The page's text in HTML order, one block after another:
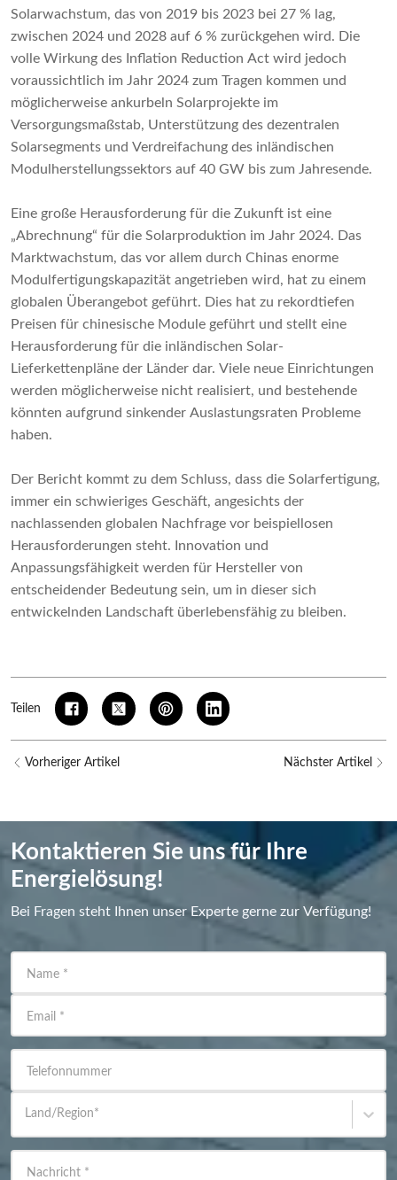
Solarwachstum, das von 2019 bis 2023 bei 27 % lag,
zwischen 2024 und 2028 auf 6 % zurückgehen wird. Die
volle Wirkung des Inflation Reduction Act wird jedoch
voraussichtlich im Jahr 2024 zum Tragen kommen und
möglicherweise ankurbeln Solarprojekte im
Versorgungsmaßstab, Unterstützung des dezentralen
Solarsegments und Verdreifachung des inländischen
Modulherstellungssektors auf 40 GW bis zum Jahresende.
Eine große Herausforderung für die Zukunft ist eine
„Abrechnung“ für die Solarproduktion im Jahr 2024. Das
Marktwachstum, das vor allem durch Chinas enorme
Modulfertigungskapazität angetrieben wird, hat zu einem
globalen Überangebot geführt. Dies hat zu rekordtiefen
Preisen für chinesische Module geführt und stellt eine
Herausforderung für die inländischen Solar-
Lieferkettenpläne der Länder dar. Viele neue Einrichtungen
werden möglicherweise nicht realisiert, und bestehende
könnten aufgrund sinkender Auslastungsraten Probleme
haben.
Der Bericht kommt zu dem Schluss, dass die Solarfertigung,
immer ein schwieriges Geschäft, angesichts der
nachlassenden globalen Nachfrage vor beispiellosen
Herausforderungen steht. Innovation und
Anpassungsfähigkeit werden für Hersteller von
entscheidender Bedeutung sein, um in dieser sich
entwickelnden Landschaft überlebensfähig zu bleiben.
Teilen
Vorheriger Artikel Nächster Artikel
Kontaktieren Sie uns für Ihre
Energielösung!
Bei Fragen steht Ihnen unser Experte gerne zur Verfügung!
Name *
Email *
Telefonnummer
Land/Region*
Nachricht *